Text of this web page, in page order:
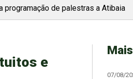
programação de palestras a Atibaia
e
07/08/